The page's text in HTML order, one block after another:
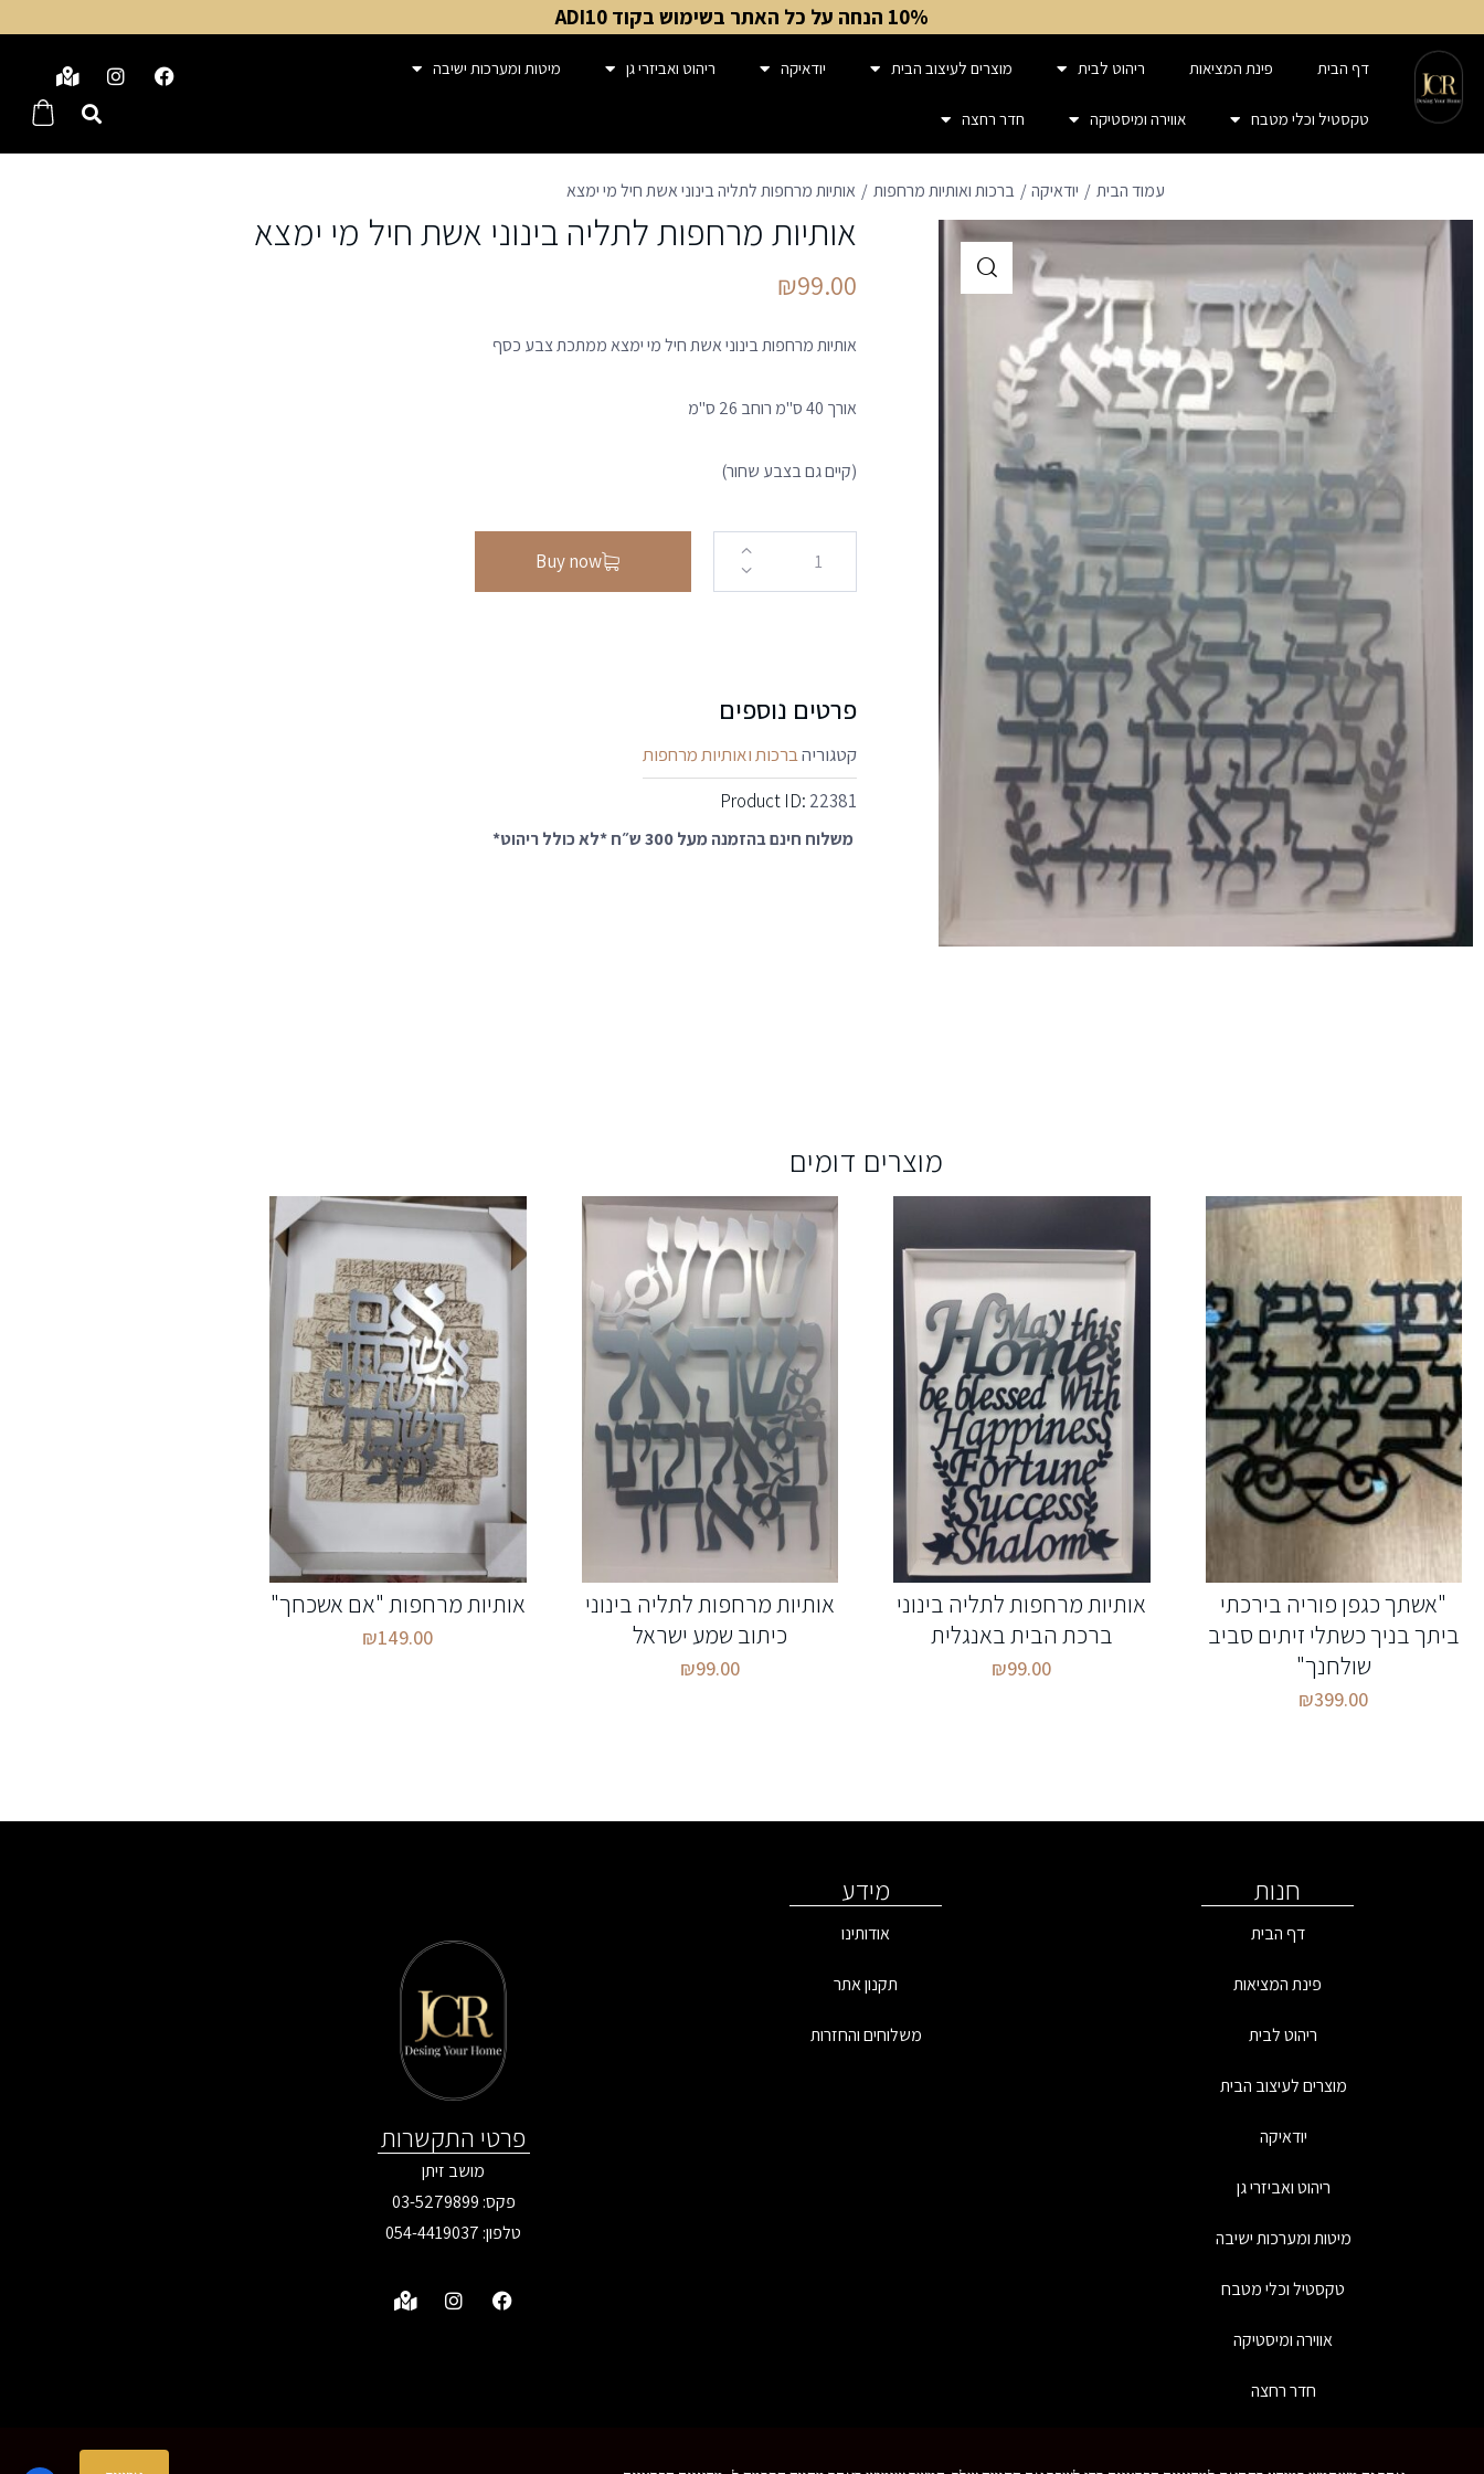
10% הנחה על כל האתר בשימוש בקוד ADI10
דף הבית פינת המציאות ריהוט לבית מוצרים לעיצוב הבית יודאיקה ריהוט ואביזרי גן מיטות ומערכות ישיבה
טקסטיל וכלי מטבח אווירה ומיסטיקה חדר רחצה
עמוד הבית יודאיקה ברכות ואותיות מרחפות אותיות מרחפות לתליה בינוני אשת חיל מי ימצא
אותיות מרחפות לתליה בינוני אשת חיל מי ימצא
₪99.00
אותיות מרחפות בינוני אשת חיל מי ימצא ממתכת צבע כסף
אורך 40 ס"מ רוחב 26 ס"מ
(קיים גם בצבע שחור)
Buy now
פרטים נוספים
קטגוריהברכות ואותיות מרחפות
Product ID: 22381
משלוח חינם בהזמנה מעל 300 ש״ח *לא כולל ריהוט*
מוצרים דומים
"אשתך כגפן פוריה בירכתי
ביתך בניך כשתלי זיתים סביב
שולחנך"
₪399.00
אותיות מרחפות לתליה בינוני
ברכת הבית באנגלית
₪99.00
אותיות מרחפות לתליה בינוני
כיתוב שמע ישראל
₪99.00
אותיות מרחפות "אם אשכחך"
₪149.00
חנות
דף הבית
פינת המציאות
ריהוט לבית
מוצרים לעיצוב הבית
יודאיקה
ריהוט ואביזרי גן
מיטות ומערכות ישיבה
טקסטיל וכלי מטבח
אווירה ומיסטיקה
חדר רחצה
מידע
אודותינו
תקנון אתר
משלוחים והחזרות
פרטי התקשרות
מושב זיתן
פקס: 03-5279899
טלפון: 054-4419037
צרו איתנו קשר